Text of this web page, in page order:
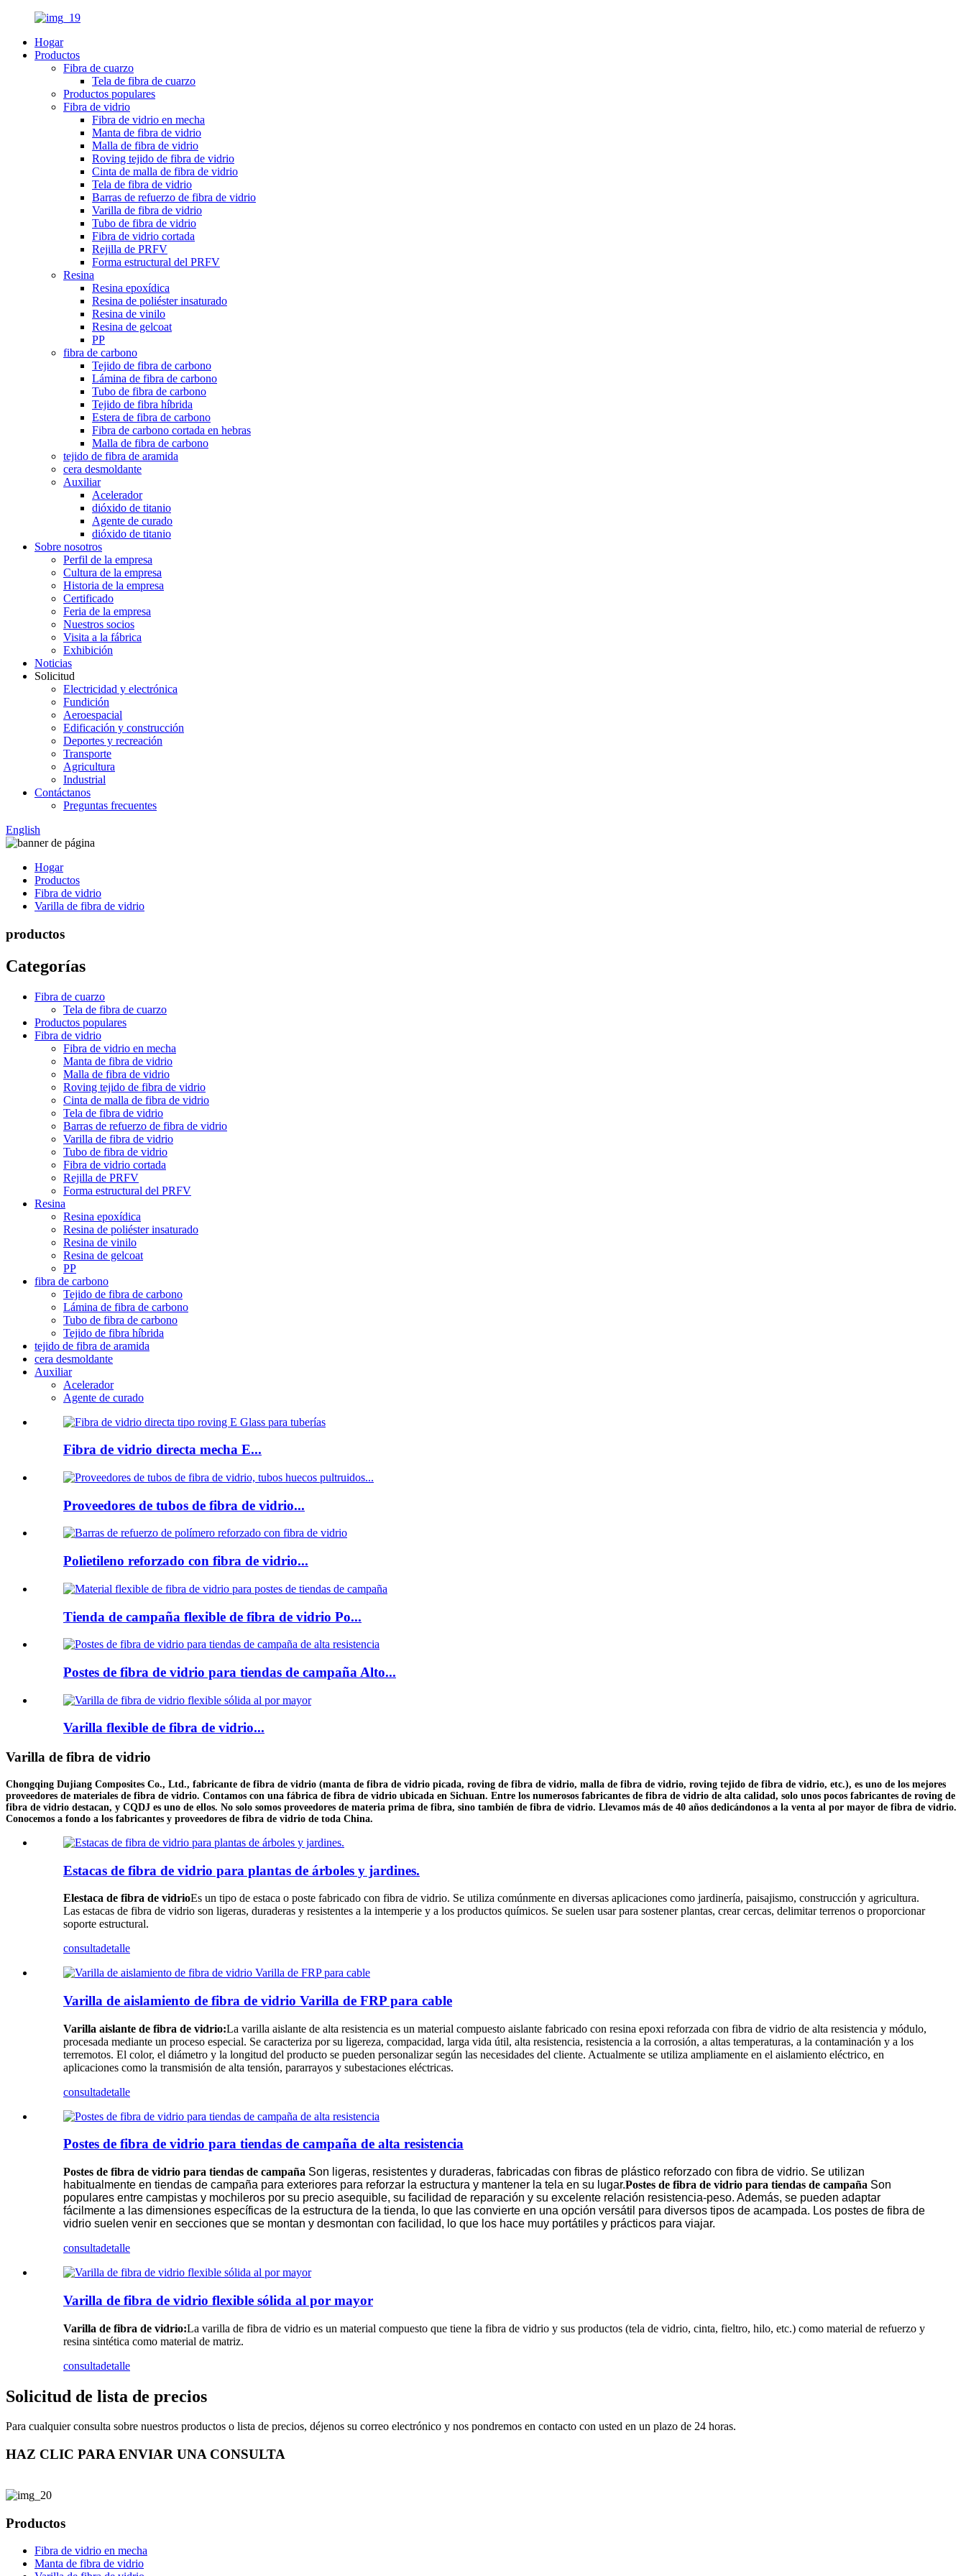
Hogar
Productos
Fibra de cuarzo
Tela de fibra de cuarzo
Productos populares
Fibra de vidrio
Fibra de vidrio en mecha
Manta de fibra de vidrio
Malla de fibra de vidrio
Roving tejido de fibra de vidrio
Cinta de malla de fibra de vidrio
Tela de fibra de vidrio
Barras de refuerzo de fibra de vidrio
Varilla de fibra de vidrio
Tubo de fibra de vidrio
Fibra de vidrio cortada
Rejilla de PRFV
Forma estructural del PRFV
Resina
Resina epoxídica
Resina de poliéster insaturado
Resina de vinilo
Resina de gelcoat
PP
fibra de carbono
Tejido de fibra de carbono
Lámina de fibra de carbono
Tubo de fibra de carbono
Tejido de fibra híbrida
Estera de fibra de carbono
Fibra de carbono cortada en hebras
Malla de fibra de carbono
tejido de fibra de aramida
cera desmoldante
Auxiliar
Acelerador
dióxido de titanio
Agente de curado
dióxido de titanio
Sobre nosotros
Perfil de la empresa
Cultura de la empresa
Historia de la empresa
Certificado
Feria de la empresa
Nuestros socios
Visita a la fábrica
Exhibición
Noticias
Solicitud
Electricidad y electrónica
Fundición
Aeroespacial
Edificación y construcción
Deportes y recreación
Transporte
Agricultura
Industrial
Contáctanos
Preguntas frecuentes
English
Hogar
Productos
Fibra de vidrio
Varilla de fibra de vidrio
productos
Categorías
Fibra de cuarzo
Tela de fibra de cuarzo
Productos populares
Fibra de vidrio
Fibra de vidrio en mecha
Manta de fibra de vidrio
Malla de fibra de vidrio
Roving tejido de fibra de vidrio
Cinta de malla de fibra de vidrio
Tela de fibra de vidrio
Barras de refuerzo de fibra de vidrio
Varilla de fibra de vidrio
Tubo de fibra de vidrio
Fibra de vidrio cortada
Rejilla de PRFV
Forma estructural del PRFV
Resina
Resina epoxídica
Resina de poliéster insaturado
Resina de vinilo
Resina de gelcoat
PP
fibra de carbono
Tejido de fibra de carbono
Lámina de fibra de carbono
Tubo de fibra de carbono
Tejido de fibra híbrida
tejido de fibra de aramida
cera desmoldante
Auxiliar
Acelerador
Agente de curado
Fibra de vidrio directa mecha E...
Proveedores de tubos de fibra de vidrio...
Polietileno reforzado con fibra de vidrio...
Tienda de campaña flexible de fibra de vidrio Po...
Postes de fibra de vidrio para tiendas de campaña Alto...
Varilla flexible de fibra de vidrio...
Varilla de fibra de vidrio
Chongqing Dujiang Composites Co., Ltd., fabricante de fibra de vidrio (manta de fibra de vidrio picada, roving de fibra de vidrio, malla de fibra de vidrio, roving tejido de fibra de vidrio, etc.), es uno de los mejores
proveedores de materiales de fibra de vidrio. Contamos con una fábrica de fibra de vidrio ubicada en Sichuan. Entre los numerosos fabricantes de fibra de vidrio de alta calidad, solo unos pocos fabricantes de roving de
fibra de vidrio destacan, y CQDJ es uno de ellos. No solo somos proveedores de materia prima de fibra, sino también de fibra de vidrio. Llevamos más de 40 años dedicándonos a la venta al por mayor de fibra de vidrio.
Conocemos a fondo a los fabricantes y proveedores de fibra de vidrio de toda China.
Estacas de fibra de vidrio para plantas de árboles y jardines.
Elestaca de fibra de vidrioEs un tipo de estaca o poste fabricado con fibra de vidrio. Se utiliza comúnmente en diversas aplicaciones como jardinería, paisajismo, construcción y agricultura.
Las estacas de fibra de vidrio son ligeras, duraderas y resistentes a la intemperie y a los productos químicos. Se suelen usar para sostener plantas, crear cercas, delimitar terrenos o proporcionar
soporte estructural.
consultadetalle
Varilla de aislamiento de fibra de vidrio Varilla de FRP para cable
Varilla aislante de fibra de vidrio:La varilla aislante de alta resistencia es un material compuesto aislante fabricado con resina epoxi reforzada con fibra de vidrio de alta resistencia y módulo,
procesada mediante un proceso especial. Se caracteriza por su ligereza, compacidad, larga vida útil, alta resistencia, resistencia a la corrosión, a altas temperaturas, a la contaminación y a los
terremotos. El color, el diámetro y la longitud del producto se pueden personalizar según las necesidades del cliente. Actualmente se utiliza ampliamente en el aislamiento eléctrico, en
aplicaciones como la transmisión de alta tensión, pararrayos y subestaciones eléctricas.
consultadetalle
Postes de fibra de vidrio para tiendas de campaña de alta resistencia
Postes de fibra de vidrio para tiendas de campaña Son ligeras, resistentes y duraderas, fabricadas con fibras de plástico reforzado con fibra de vidrio. Se utilizan
habitualmente en tiendas de campaña para exteriores para reforzar la estructura y mantener la tela en su lugar.Postes de fibra de vidrio para tiendas de campaña Son
populares entre campistas y mochileros por su precio asequible, su facilidad de reparación y su excelente relación resistencia-peso. Además, se pueden adaptar
fácilmente a las dimensiones específicas de la estructura de la tienda, lo que las convierte en una opción versátil para diversos tipos de acampada. Los postes de fibra de
vidrio suelen venir en secciones que se montan y desmontan con facilidad, lo que los hace muy portátiles y prácticos para viajar.
consultadetalle
Varilla de fibra de vidrio flexible sólida al por mayor
Varilla de fibra de vidrio:La varilla de fibra de vidrio es un material compuesto que tiene la fibra de vidrio y sus productos (tela de vidrio, cinta, fieltro, hilo, etc.) como material de refuerzo y
resina sintética como material de matriz.
consultadetalle
Solicitud de lista de precios
Para cualquier consulta sobre nuestros productos o lista de precios, déjenos su correo electrónico y nos pondremos en contacto con usted en un plazo de 24 horas.
HAZ CLIC PARA ENVIAR UNA CONSULTA
Productos
Fibra de vidrio en mecha
Manta de fibra de vidrio